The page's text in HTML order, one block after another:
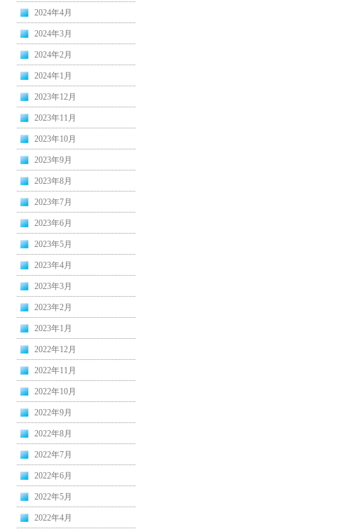
2024年4月
2024年3月
2024年2月
2024年1月
2023年12月
2023年11月
2023年10月
2023年9月
2023年8月
2023年7月
2023年6月
2023年5月
2023年4月
2023年3月
2023年2月
2023年1月
2022年12月
2022年11月
2022年10月
2022年9月
2022年8月
2022年7月
2022年6月
2022年5月
2022年4月